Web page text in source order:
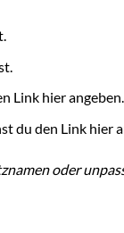
Link hier angeben.
du den Link hier
oder